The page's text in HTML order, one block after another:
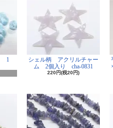
1
シェル柄 アクリルチャー
ム 2個入り cha-0831
220円(税20円)